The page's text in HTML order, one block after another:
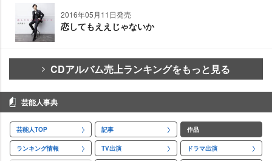
2016年05月11日発売
恋してもええじゃないか
CDアルバム売上ランキングをもっと見る
芸能人事典
芸能人TOP 記事 作品
ランキング情報 TV出演 ドラマ出演